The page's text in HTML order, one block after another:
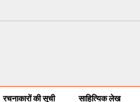
रचनाकारों की सूची साहित्यिक लेख